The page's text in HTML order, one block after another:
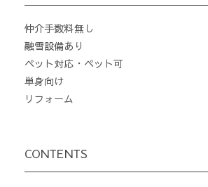
仲介手数料無し
融雪設備あり
ペット対応・ペット可
単身向け
リフォーム
CONTENTS